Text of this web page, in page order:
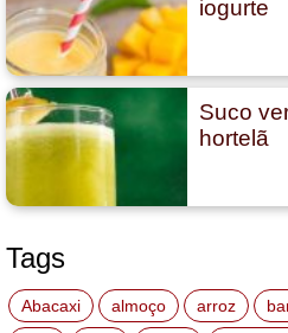
iogurte
Suco
hortelã
Tags
Abacaxi almoço arroz